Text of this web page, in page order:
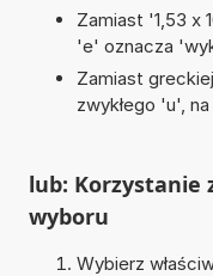
Zamiast '1,53 x
'e' oznacza
Zamiast
zwykłego 'u',
lub: Korzystanie
wyboru
Wybierz